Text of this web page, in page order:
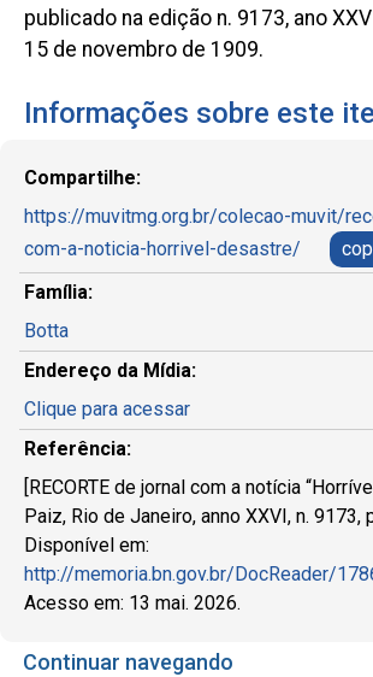
publicado na edição n. 9173, ano
15 de novembro de 1909.
Informações sobre este
Compartilhe:
https://muvitmg.org.br/colecao-muvit/
com-a-noticia-horrivel-desastre/
Família:
Botta
Endereço da Mídia:
Clique para acessar
Referência:
[RECORTE de jornal com a notícia
Paiz, Rio de Janeiro, anno XXVI, n. 9173,
Disponível em:
http://memoria.bn.gov.br/DocReader/
Acesso em: 13 mai. 2026.
Continuar navegando